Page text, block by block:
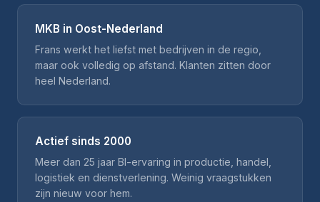
MKB in Oost-Nederland
Frans werkt het liefst met bedrijven in de regio,
maar ook volledig op afstand. Klanten zitten door
heel Nederland.
Actief sinds 2000
Meer dan 25 jaar BI-ervaring in productie, handel,
logistiek en dienstverlening. Weinig vraagstukken
zijn nieuw voor hem.